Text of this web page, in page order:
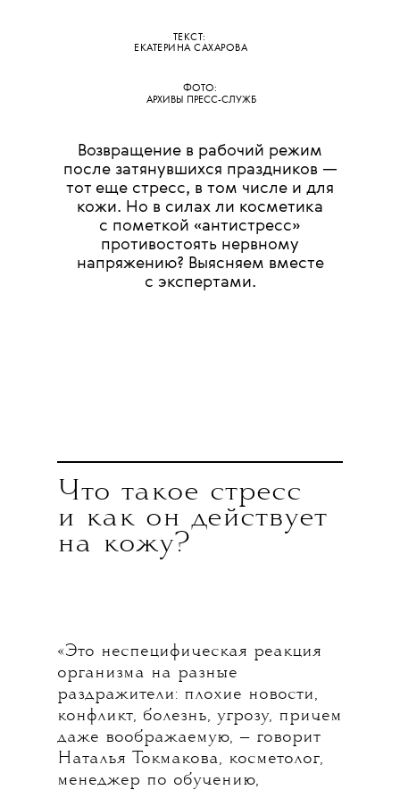
ТЕКСТ:
ЕКАТЕРИНА САХАРОВА
ФОТО:
АРХИВЫ ПРЕСС-СЛУЖБ
Возвращение в рабочий режим
после затянувшихся праздников —
тот еще стресс, в том числе и для
кожи. Но в силах ли косметика
с пометкой «антистресс»
противостоять нервному
напряжению? Выясняем вместе
с экспертами.
Что такое стресс
и как он действует
на кожу?
«Это неспецифическая реакция
организма на разные
раздражители: плохие новости,
конфликт, болезнь, угрозу, причем
даже воображаемую, — говорит
Наталья Токмакова, косметолог,
менеджер по обучению,